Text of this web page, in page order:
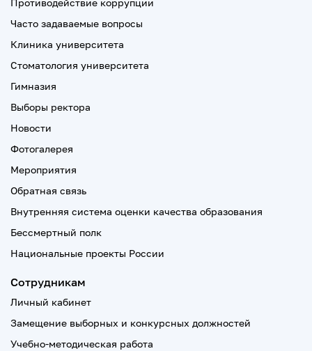
Противодействие коррупции
Часто задаваемые вопросы
Клиника университета
Стоматология университета
Гимназия
Выборы ректора
Новости
Фотогалерея
Мероприятия
Обратная связь
Внутренняя система оценки качества образования
Бессмертный полк
Национальные проекты России
Сотрудникам
Личный кабинет
Замещение выборных и конкурсных должностей
Учебно-методическая работа